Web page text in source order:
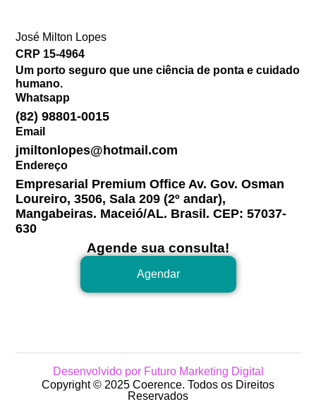
José Milton Lopes​
CRP 15-4964
Um porto seguro que une ciência de ponta e cuidado
humano.
Whatsapp
(82) 98801-0015
Email
jmiltonlopes@hotmail.com
Endereço
Empresarial Premium Office Av. Gov. Osman
Loureiro, 3506, Sala 209 (2º andar),
Mangabeiras. Maceió/AL. Brasil. CEP: 57037-
630
Agende sua consulta!
Agendar
Desenvolvido por Futuro Marketing Digital
Copyright © 2025 Coerence. Todos os Direitos
Reservados